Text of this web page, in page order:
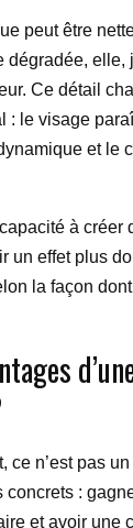
peut être
dégradée, elle,
Ce détail
: le visage
et le
à créer
un effet plus
la façon
ce n’est pas
:
et avoir une